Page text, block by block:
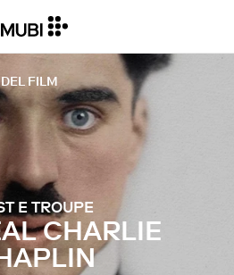
FILM
CHARLIE
E TROUPE